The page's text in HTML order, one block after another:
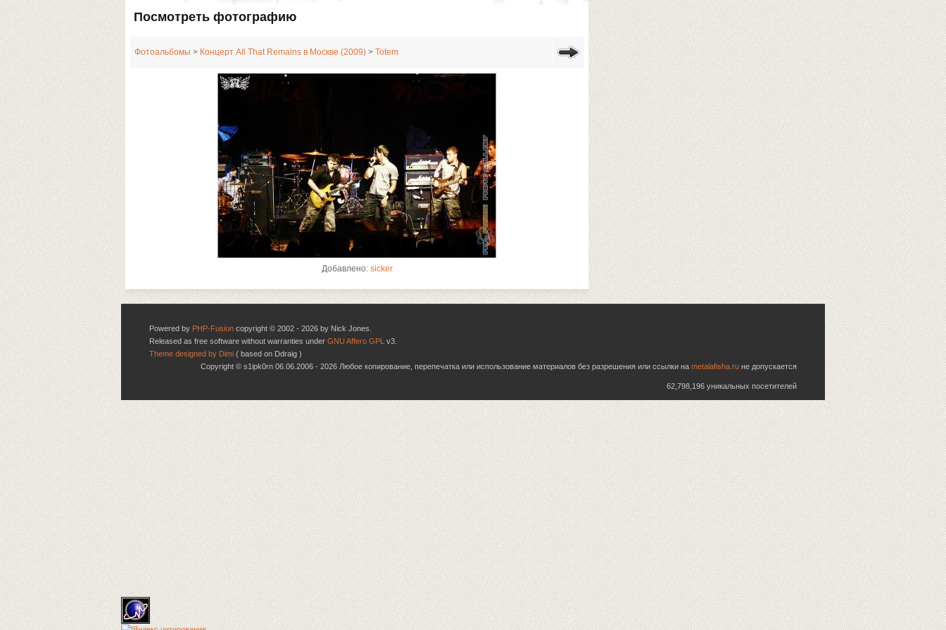
Посмотреть фотографию
Фотоальбомы > Концерт All That Remains в Москве (2009) > Totem
Добавлено: sicker
Powered by PHP-Fusion copyright © 2002 - 2026 by Nick Jones.
Released as free software without warranties under GNU Affero GPL v3.
Theme designed by Dimi ( based on Ddraig )
Copyright © s1ipk0rn 06.06.2006 - 2026 Любое копирование, перепечатка или использование материалов без разрешения или ссылки на metalafisha.ru не допускается
62,798,196 уникальных посетителей